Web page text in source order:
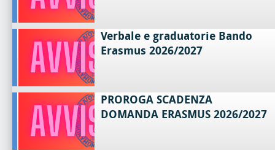
Verbale e graduatorie Bando
Erasmus 2026/2027
PROROGA SCADENZA
DOMANDA ERASMUS 2026/2027